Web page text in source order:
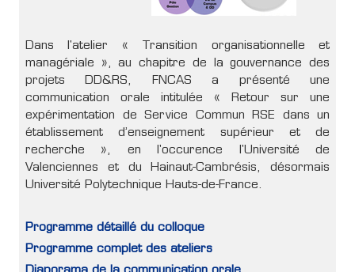
Dans l'atelier « Transition organisationnelle et
managériale », au chapitre de la gouvernance des
projets DD&RS, FNCAS a présenté une
communication orale intitulée « Retour sur une
expérimentation de Service Commun RSE dans un
établissement d’enseignement supérieur et de
recherche », en l'occurence l'Université de
Valenciennes et du Hainaut-Cambrésis, désormais
Université Polytechnique Hauts-de-France.
Programme détaillé du colloque
Programme complet des ateliers